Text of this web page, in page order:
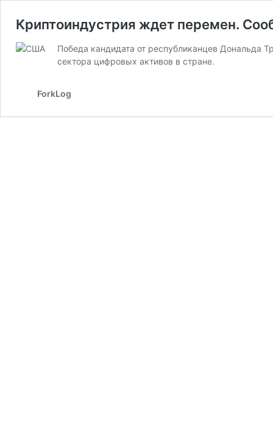
Криптоиндустрия ждет перемен.
Победа кандидата от республиканцев Дональда
сектора цифровых активов в стране.
ForkLog